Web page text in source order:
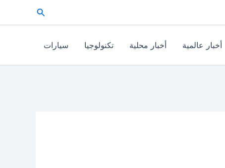
البحث
أخبار عالمية أخبار محلية تكنولوجيا سيارات